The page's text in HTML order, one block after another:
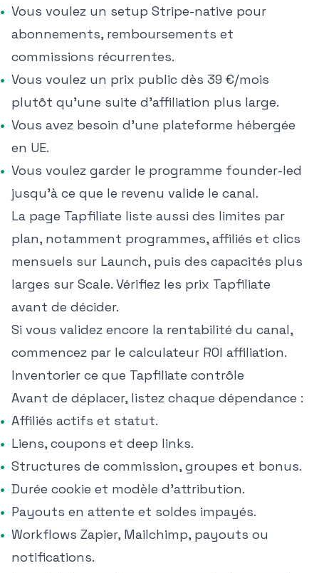
Vous voulez un setup Stripe-native pour
abonnements, remboursements et
commissions récurrentes.
Vous voulez un prix public dès 39 €/mois
plutôt qu'une suite d'affiliation plus large.
Vous avez besoin d'une plateforme hébergée
en UE.
Vous voulez garder le programme founder-led
jusqu'à ce que le revenu valide le canal.
La page Tapfiliate liste aussi des limites par
plan, notamment programmes, affiliés et clics
mensuels sur Launch, puis des capacités plus
larges sur Scale. Vérifiez les prix Tapfiliate
avant de décider.
Si vous validez encore la rentabilité du canal,
commencez par le calculateur ROI affiliation.
Inventorier ce que Tapfiliate contrôle
Avant de déplacer, listez chaque dépendance :
Affiliés actifs et statut.
Liens, coupons et deep links.
Structures de commission, groupes et bonus.
Durée cookie et modèle d'attribution.
Payouts en attente et soldes impayés.
Workflows Zapier, Mailchimp, payouts ou
notifications.